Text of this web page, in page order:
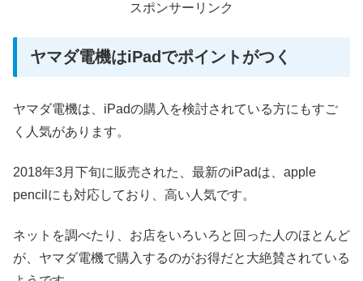
スポンサーリンク
ヤマダ電機はiPadでポイントがつく
ヤマダ電機は、iPadの購入を検討されている方にもすご
く人気があります。
2018年3月下旬に販売された、最新のiPadは、apple
pencilにも対応しており、高い人気です。
ネットを調べたり、お店をいろいろと回った人のほとんど
が、ヤマダ電機で購入するのがお得だと大絶賛されている